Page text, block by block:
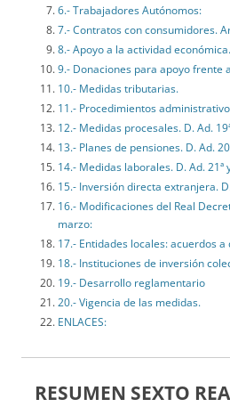
6.- Trabajadores Autónomos:
7.- Contratos con consumidores.
8.- Apoyo a la actividad
9.- Donaciones para apoyo frente
10.- Medidas tributarias.
11.- Procedimientos
12.- Medidas procesales. D. Ad.
13.- Planes de pensiones. D. Ad.
14.- Medidas laborales. D. Ad. 21ª
15.- Inversión directa extranjera.
16.- Modificaciones del Real
marzo:
17.- Entidades locales: acuerdos a
18.- Instituciones de inversión
19.- Desarrollo reglamentario
20.- Vigencia de las medidas.
ENLACES:
RESUMEN SEXTO